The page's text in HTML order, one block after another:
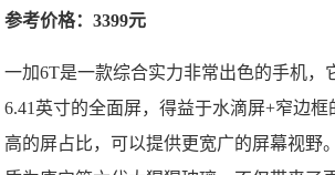
参考价格：3399元
一加6T是一款综合实力非常出色的手机，
6.41英寸的全面屏，得益于水滴屏+窄边框
高的屏占比，可以提供更宽广的屏幕视野